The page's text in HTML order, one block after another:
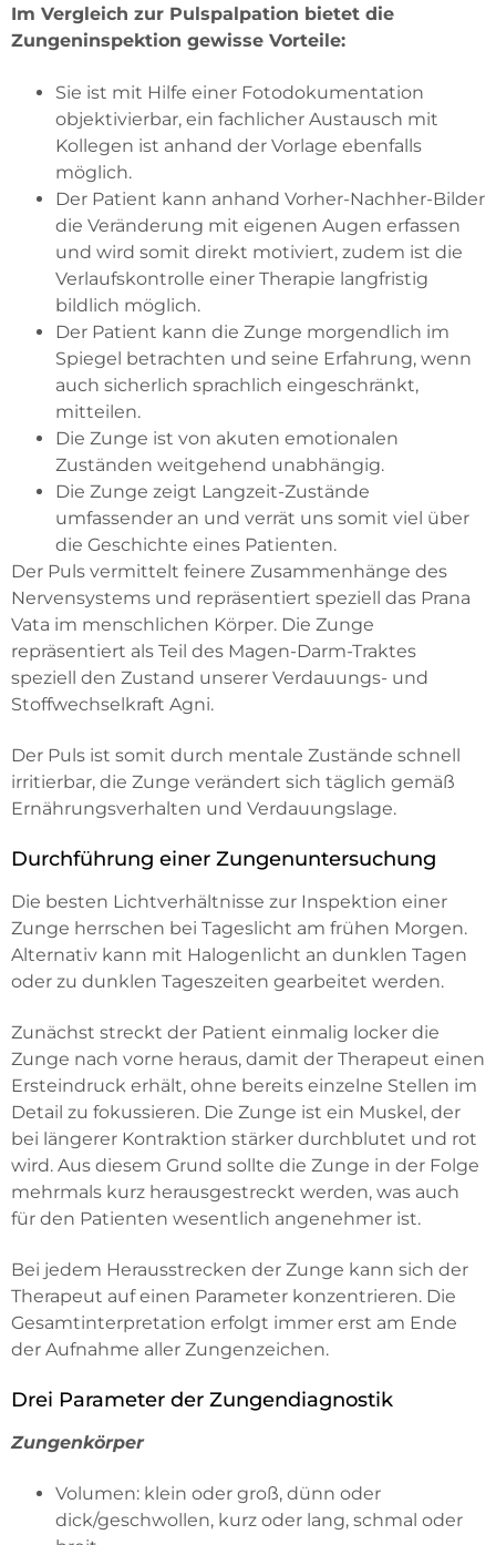
Im Vergleich zur Pulspalpation bietet die
Zungeninspektion gewisse Vorteile:
Sie ist mit Hilfe einer Fotodokumentation
objektivierbar, ein fachlicher Austausch mit
Kollegen ist anhand der Vorlage ebenfalls
möglich.
Der Patient kann anhand Vorher-Nachher-Bilder
die Veränderung mit eigenen Augen erfassen
und wird somit direkt motiviert, zudem ist die
Verlaufskontrolle einer Therapie langfristig
bildlich möglich.
Der Patient kann die Zunge morgendlich im
Spiegel betrachten und seine Erfahrung, wenn
auch sicherlich sprachlich eingeschränkt,
mitteilen.
Die Zunge ist von akuten emotionalen
Zuständen weitgehend unabhängig.
Die Zunge zeigt Langzeit-Zustände
umfassender an und verrät uns somit viel über
die Geschichte eines Patienten.
Der Puls vermittelt feinere Zusammenhänge des
Nervensystems und repräsentiert speziell das Prana
Vata im menschlichen Körper. Die Zunge
repräsentiert als Teil des Magen-Darm-Traktes
speziell den Zustand unserer Verdauungs- und
Stoffwechselkraft Agni.
Der Puls ist somit durch mentale Zustände schnell
irritierbar, die Zunge verändert sich täglich gemäß
Ernährungsverhalten und Verdauungslage.
Durchführung einer Zungenuntersuchung
Die besten Lichtverhältnisse zur Inspektion einer
Zunge herrschen bei Tageslicht am frühen Morgen.
Alternativ kann mit Halogenlicht an dunklen Tagen
oder zu dunklen Tageszeiten gearbeitet werden.
Zunächst streckt der Patient einmalig locker die
Zunge nach vorne heraus, damit der Therapeut einen
Ersteindruck erhält, ohne bereits einzelne Stellen im
Detail zu fokussieren. Die Zunge ist ein Muskel, der
bei längerer Kontraktion stärker durchblutet und rot
wird. Aus diesem Grund sollte die Zunge in der Folge
mehrmals kurz herausgestreckt werden, was auch
für den Patienten wesentlich angenehmer ist.
Bei jedem Herausstrecken der Zunge kann sich der
Therapeut auf einen Parameter konzentrieren. Die
Gesamtinterpretation erfolgt immer erst am Ende
der Aufnahme aller Zungenzeichen.
Drei Parameter der Zungendiagnostik
Zungenkörper
Volumen: klein oder groß, dünn oder
dick/geschwollen, kurz oder lang, schmal oder